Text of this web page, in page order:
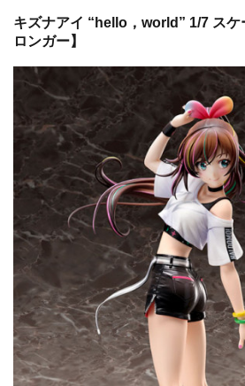
キズナアイ “hello，world” 1/7 スケ
ロンガー】